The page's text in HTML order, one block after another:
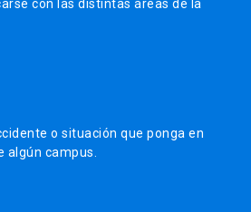
con las distintas áreas de la
o situación que ponga en
algún campus.